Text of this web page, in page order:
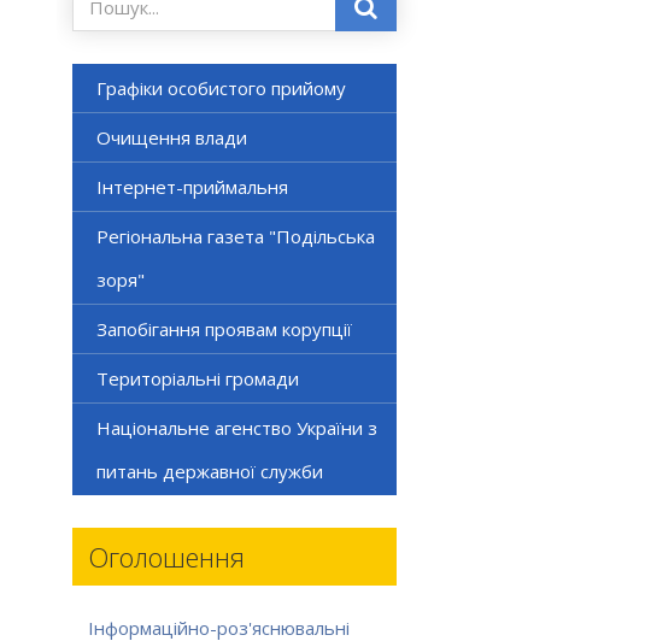
Графіки особистого прийому
Очищення влади
Інтернет-приймальня
Регіональна газета "Подільська
зоря"
Запобігання проявам корупції
Територіальні громади
Національне агенство України з
питань державної служби
Оголошення
Інформаційно-роз'яснювальні